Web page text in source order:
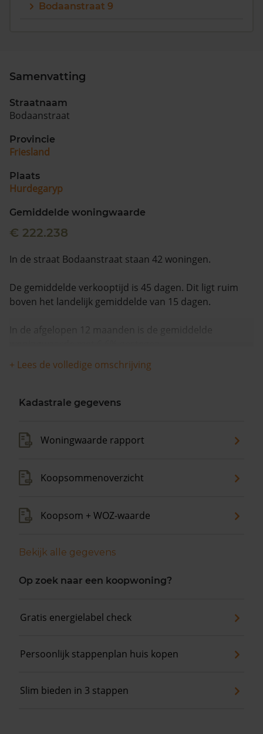
Bodaanstraat 9
Samenvatting
Straatnaam
Bodaanstraat
Provincie
Friesland
Plaats
Hurdegaryp
Gemiddelde woningwaarde
€ 222.238
In de straat Bodaanstraat staan 42 woningen.
De gemiddelde verkooptijd is 45 dagen. Dit ligt ruim
boven het landelijk gemiddelde van 15 dagen.
In de afgelopen 12 maanden is de gemiddelde
+ Lees de volledige omschrijving
Kadastrale gegevens
Woningwaarde rapport
Koopsommenoverzicht
Koopsom + WOZ-waarde
Bekijk alle gegevens
Op zoek naar een koopwoning?
Gratis energielabel check
Persoonlijk stappenplan huis kopen
Slim bieden in 3 stappen